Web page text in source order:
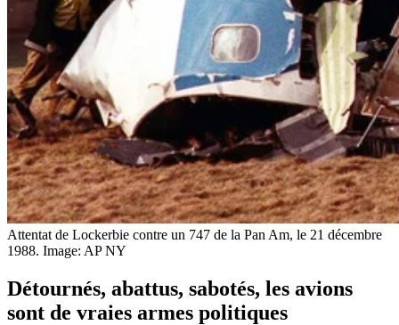
Attentat de Lockerbie contre un 747 de la Pan Am, le 21 décembre
1988. Image: AP NY
Détournés, abattus, sabotés, les avions
sont de vraies armes politiques